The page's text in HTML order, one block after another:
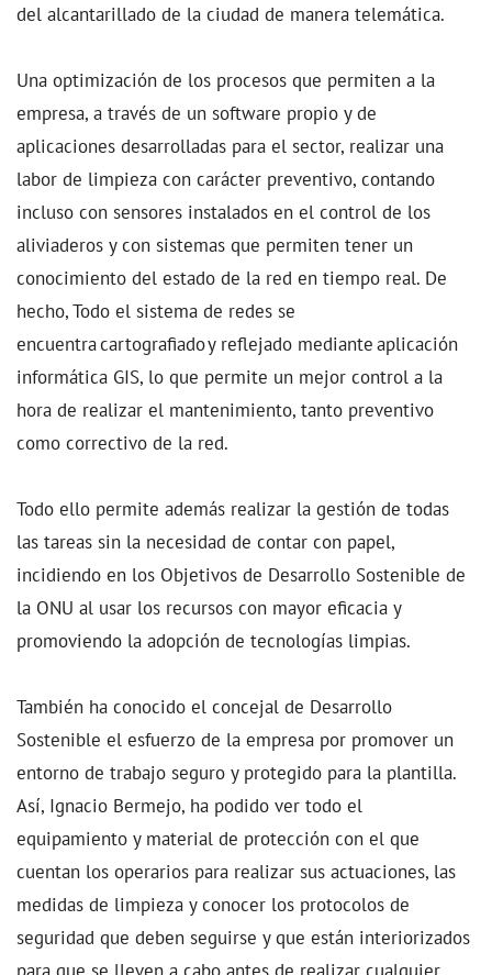
del alcantarillado de la ciudad de manera telemática.
Una optimización de los procesos que permiten a la
empresa, a través de un software propio y de
aplicaciones desarrolladas para el sector, realizar una
labor de limpieza con carácter preventivo, contando
incluso con sensores instalados en el control de los
aliviaderos y con sistemas que permiten tener un
conocimiento del estado de la red en tiempo real. De
hecho, Todo el sistema de redes se
encuentra cartografiado y reflejado mediante aplicación
informática GIS, lo que permite un mejor control a la
hora de realizar el mantenimiento, tanto preventivo
como correctivo de la red.
Todo ello permite además realizar la gestión de todas
las tareas sin la necesidad de contar con papel,
incidiendo en los Objetivos de Desarrollo Sostenible de
la ONU al usar los recursos con mayor eficacia y
promoviendo la adopción de tecnologías limpias.
También ha conocido el concejal de Desarrollo
Sostenible el esfuerzo de la empresa por promover un
entorno de trabajo seguro y protegido para la plantilla.
Así, Ignacio Bermejo, ha podido ver todo el
equipamiento y material de protección con el que
cuentan los operarios para realizar sus actuaciones, las
medidas de limpieza y conocer los protocolos de
seguridad que deben seguirse y que están interiorizados